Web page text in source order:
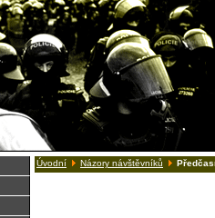
Úvodní Názory návštěvníků